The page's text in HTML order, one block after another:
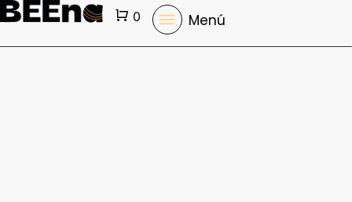
Cart
0 Menú